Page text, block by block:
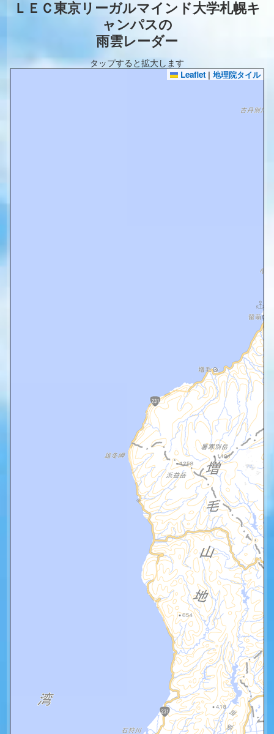
ＬＥＣ東京リーガルマインド大学札幌キ
ャンパスの
雨雲レーダー
タップすると拡大します
Leaflet | 地理院タイル